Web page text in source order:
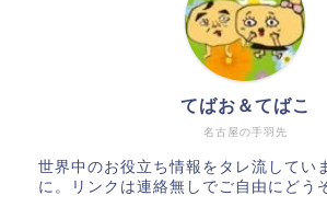
名古屋の手羽先
てばお＆てばこ
世界中のお役立ち情報をタレ流してい
に。リンクは連絡無しでご自由にどう